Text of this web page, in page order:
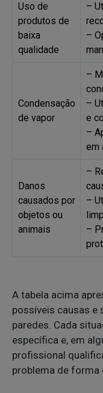
Uso de
produtos de
baixa
qualidade
–
–
Condensação
de vapor
–
–
e
–
em
Danos
causados por
objetos ou
animais
–
–
–
A tabela acima
possíveis causas e
paredes. Cada
específica e, em
profissional
problema de forma